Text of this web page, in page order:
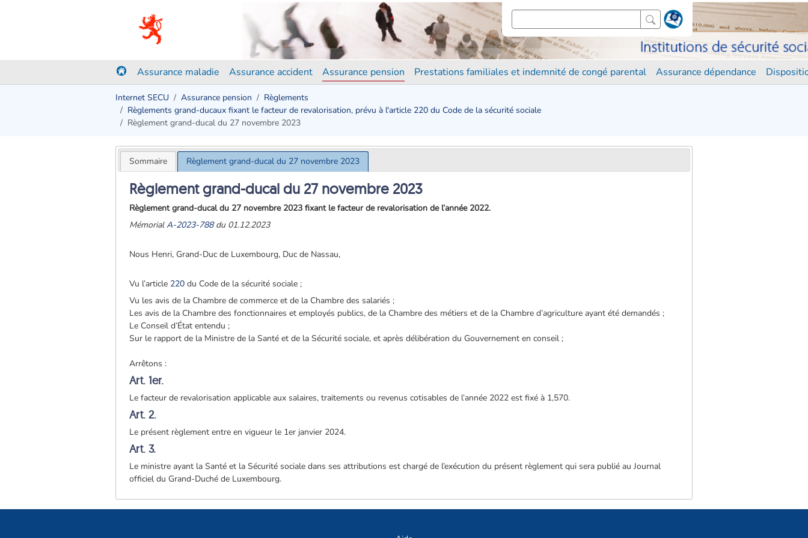
Assurance maladie Assurance accident Assurance pension Prestations familiales et indemnité de congé parental Assurance dépendance
Internet SECU Assurance pension
Règlements
Règlements grand-ducaux fixant le facteur de revalorisation, prévu à l'article 220 du Code de la sécurité sociale
Règlement grand-ducal du 27 novembre 2023
Sommaire Règlement grand-ducal du 27 novembre 2023
Règlement grand-ducal du 27 novembre 2023
Règlement grand-ducal du 27 novembre 2023 fixant le facteur de revalorisation de l’année 2022.
MémorialA-2023-788du 01.12.2023
Nous Henri, Grand-Duc de Luxembourg, Duc de Nassau,
Vu l’article 220 du Code de la sécurité sociale ;
Vu les avis de la Chambre de commerce et de la Chambre des salariés ;
Les avis de la Chambre des fonctionnaires et employés publics, de la Chambre des métiers et de la Chambre d’agriculture ayant été demandés ;
Le Conseil d’État entendu ;
Sur le rapport de la Ministre de la Santé et de la Sécurité sociale, et après délibération du Gouvernement en conseil ;
Arrêtons :
Art. 1er.
Le facteur de revalorisation applicable aux salaires, traitements ou revenus cotisables de l’année 2022 est fixé à 1,570.
Art. 2.
Le présent règlement entre en vigueur le 1er janvier 2024.
Art. 3.
Le ministre ayant la Santé et la Sécurité sociale dans ses attributions est chargé de l’exécution du présent règlement qui sera publié au Journal
officiel du Grand-Duché de Luxembourg.